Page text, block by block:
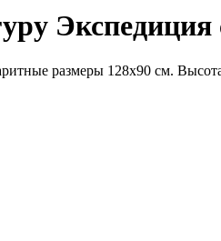
Экспедиция
размеры 128х90 см.